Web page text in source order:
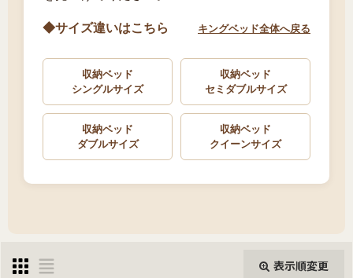
◆サイズ違いはこちら キングベッド全体へ戻る
収納ベッド
シングルサイズ
収納ベッド
セミダブルサイズ
収納ベッド
ダブルサイズ
収納ベッド
クイーンサイズ
表示順変更